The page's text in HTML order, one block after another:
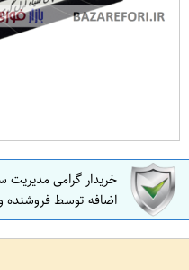
خریدار گرامی مدیریت
اضافه توسط فروشنده